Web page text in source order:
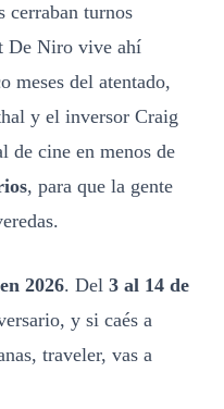
cerraban turnos
De Niro vive ahí
meses del atentado,
y el inversor Craig
de cine en menos de
, para que la gente
2026. Del 3 al 14 de
y si caés a
traveler, vas a